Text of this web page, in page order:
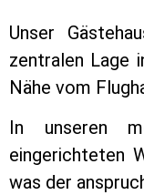
Unser
zentralen Lage
Nähe vom
In unseren
eingerichteten
was der